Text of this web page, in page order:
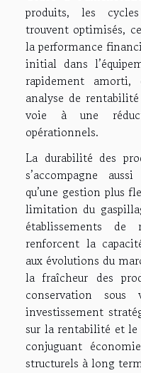
produits, les cycles
trouvent optimisés,
la performance
initial dans
rapidement
analyse de
voie à une
opérationnels.
La durabilité des
s’accompagne
qu’une gestion plus
limitation du
établissements de
renforcent la
aux évolutions du
la fraîcheur des
conservation sous
investissement
sur la rentabilité et le
conjuguant
structurels à long